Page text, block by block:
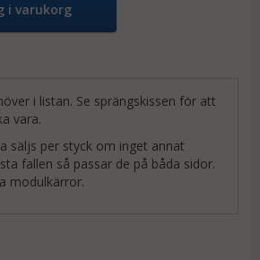
i varukorg
i listan. Se sprängskissen för att
vara.
säljs per styck om inget annat
fallen så passar de på båda sidor.
modulkärror.